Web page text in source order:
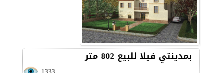
بمدينتي فيلا للبيع 802 متر